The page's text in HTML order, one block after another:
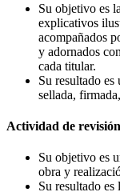
Su objetivo es
explicativos
acompañados
y adornados
cada titular.
Su resultado es
sellada,
Actividad de
Su objetivo es
obra y
Su resultado